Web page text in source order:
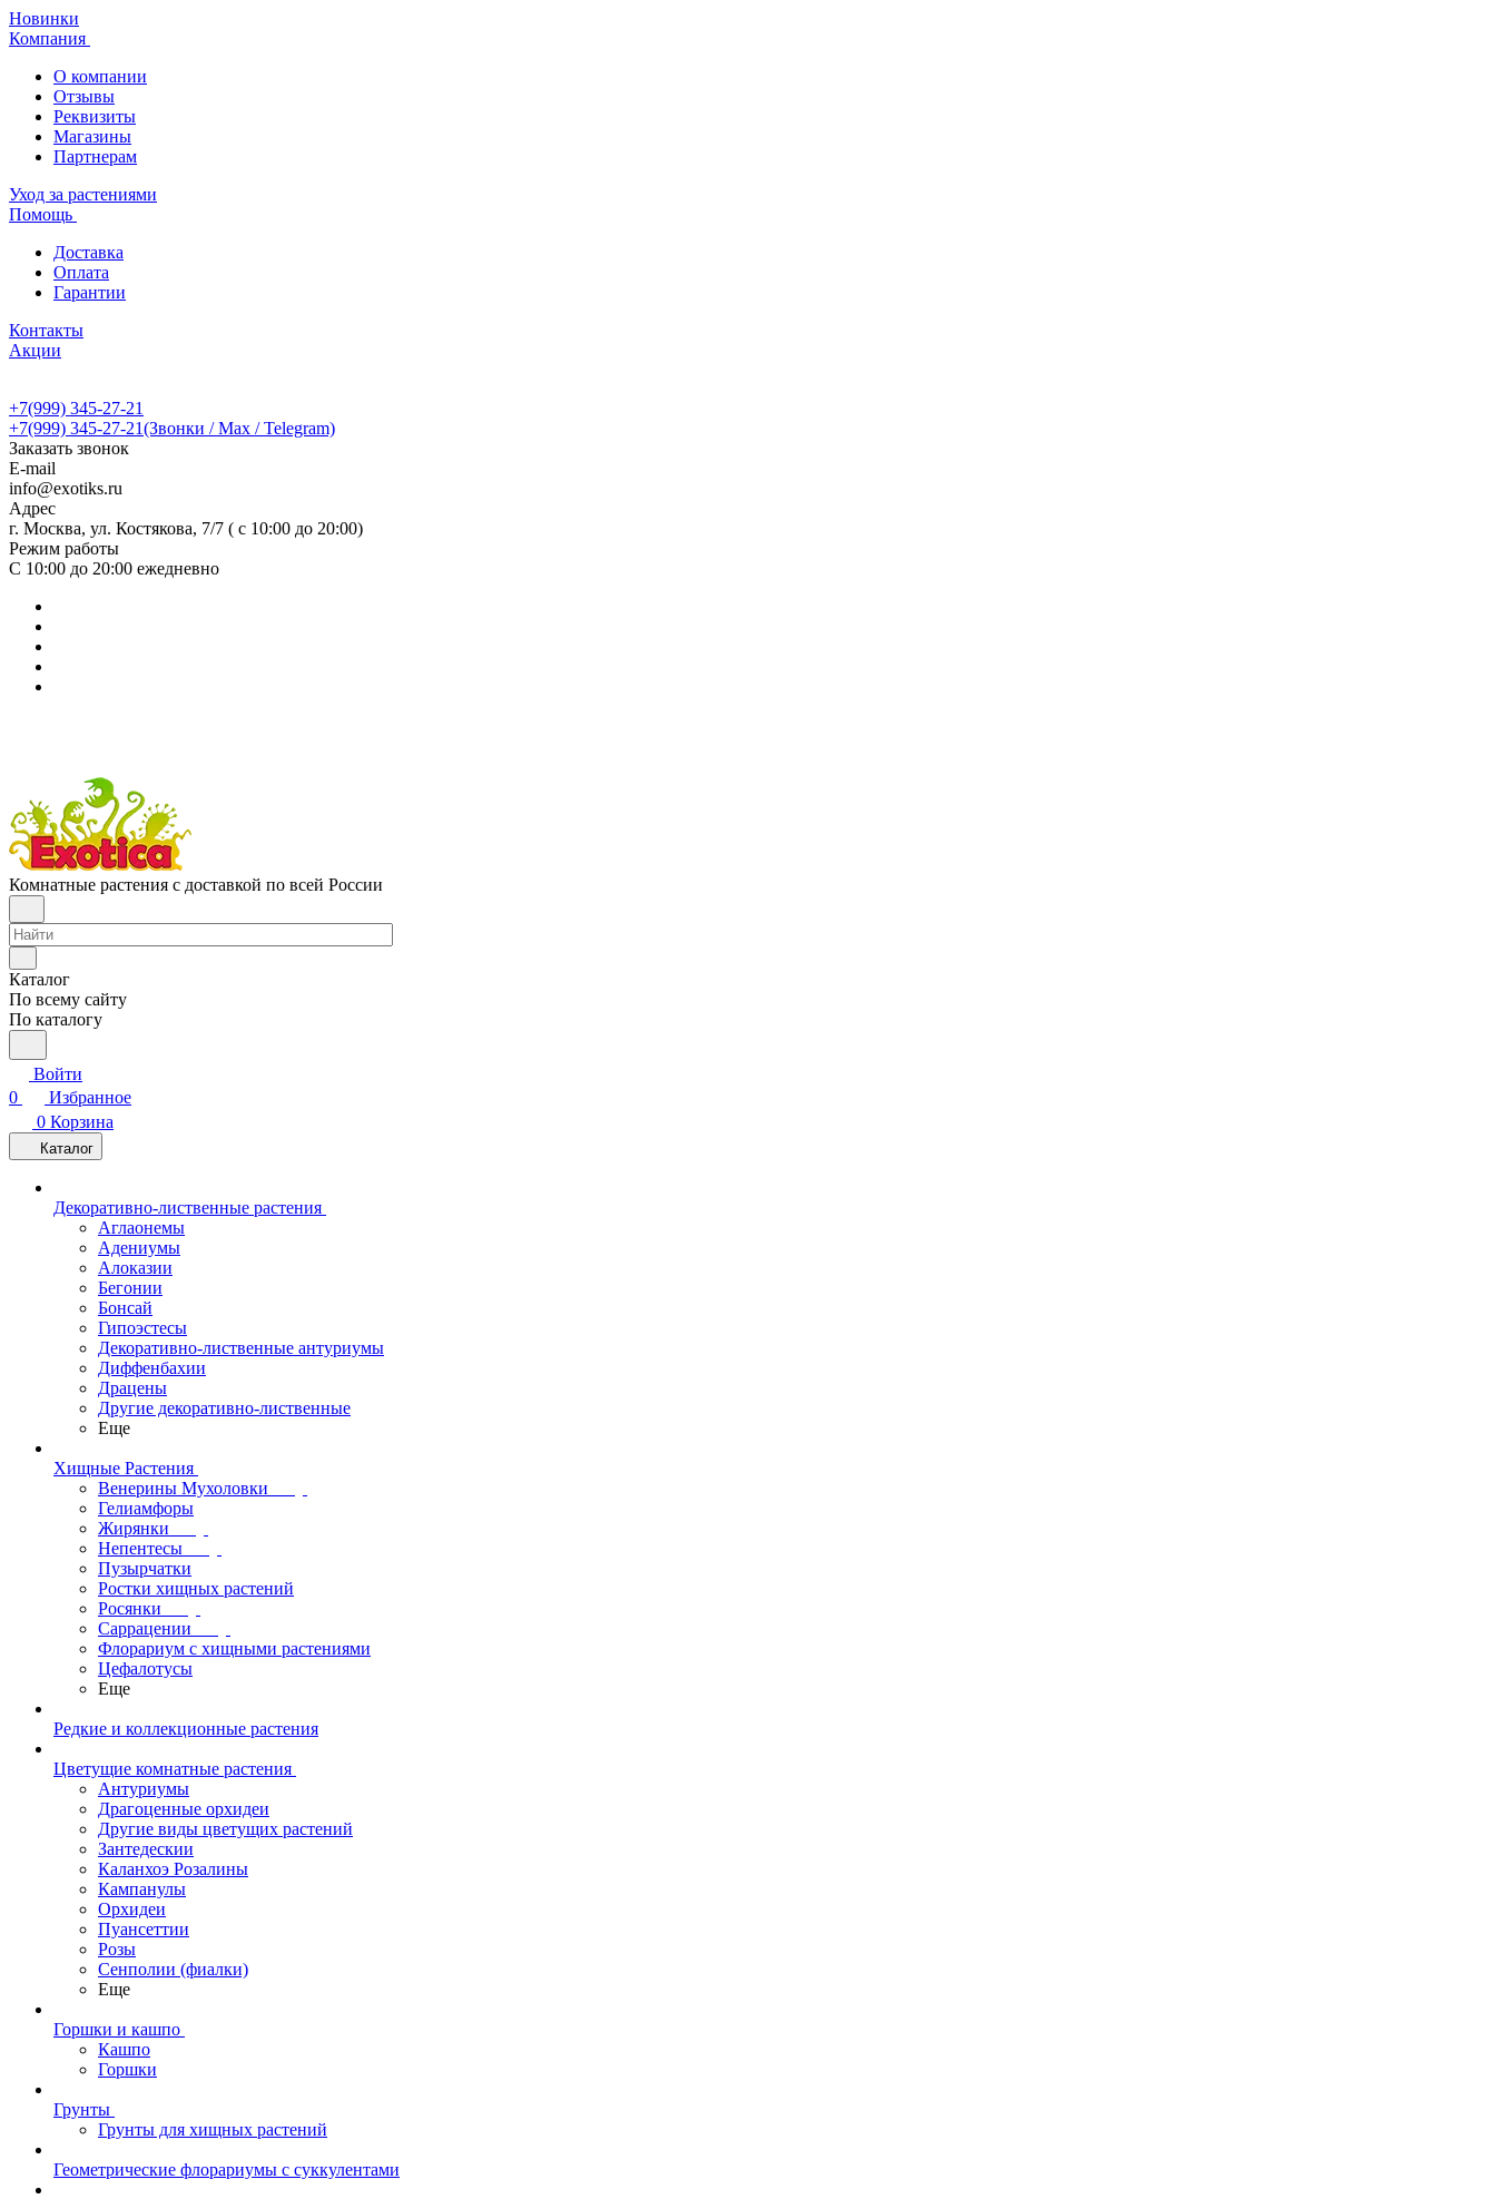
Новинки
Компания
О компании
Отзывы
Реквизиты
Магазины
Партнерам
Уход за растениями
Помощь
Доставка
Оплата
Гарантии
Контакты
Акции
+7(999) 345-27-21
+7(999) 345-27-21(Звонки / Max / Telegram)
Заказать звонок
E-mail
info@exotiks.ru
Адрес
г. Москва, ул. Костякова, 7/7 ( с 10:00 до 20:00)
Режим работы
С 10:00 до 20:00 ежедневно
Комнатные растения с доставкой по всей России
Каталог
По всему сайту
По каталогу
Войти
0
Избранное
0 Корзина
Каталог
Декоративно-лиственные растения
Аглаонемы
Адениумы
Алоказии
Бегонии
Бонсай
Гипоэстесы
Декоративно-лиственные антуриумы
Диффенбахии
Драцены
Другие декоративно-лиственные
Еще
Хищные Растения
Венерины Мухоловки
Гелиамфоры
Жирянки
Непентесы
Пузырчатки
Ростки хищных растений
Росянки
Саррацении
Флорариум с хищными растениями
Цефалотусы
Еще
Редкие и коллекционные растения
Цветущие комнатные растения
Антуриумы
Драгоценные орхидеи
Другие виды цветущих растений
Зантедескии
Каланхоэ Розалины
Кампанулы
Орхидеи
Пуансеттии
Розы
Сенполии (фиалки)
Еще
Горшки и кашпо
Кашпо
Горшки
Грунты
Грунты для хищных растений
Геометрические флорариумы с суккулентами